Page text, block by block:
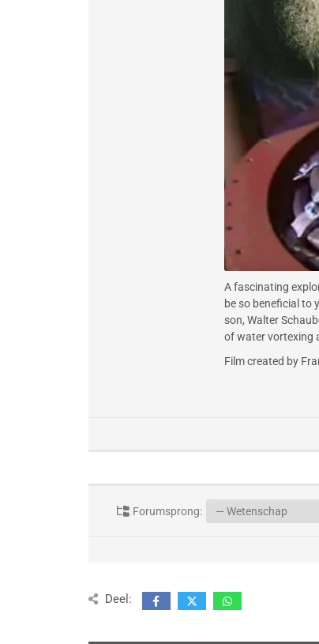
A fascinating
be so beneficial to
son, Walter
of water vortexing
Film created by
Forumsprong:
Deel: